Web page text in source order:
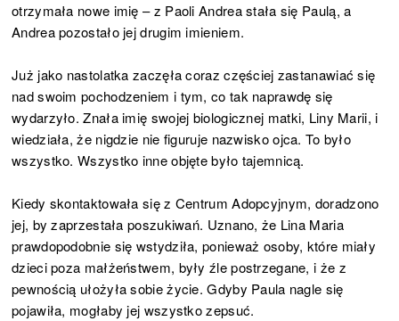
otrzymała nowe imię – z Paoli Andrea stała się Paulą, a
Andrea pozostało jej drugim imieniem.
Już jako nastolatka zaczęła coraz częściej zastanawiać się
nad swoim pochodzeniem i tym, co tak naprawdę się
wydarzyło. Znała imię swojej biologicznej matki, Liny Marii, i
wiedziała, że nigdzie nie figuruje nazwisko ojca. To było
wszystko. Wszystko inne objęte było tajemnicą.
Kiedy skontaktowała się z Centrum Adopcyjnym, doradzono
jej, by zaprzestała poszukiwań. Uznano, że Lina Maria
prawdopodobnie się wstydziła, ponieważ osoby, które miały
dzieci poza małżeństwem, były źle postrzegane, i że z
pewnością ułożyła sobie życie. Gdyby Paula nagle się
pojawiła, mogłaby jej wszystko zepsuć.